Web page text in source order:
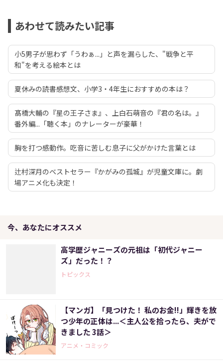
あわせて読みたい記事
小5男子が思わず「うわぁ...」と声を漏らした、"戦争と平
和"を考える絵本とは
夏休みの読書感想文、小学3・4年生におすすめの本は？
髙橋大輔の『星の王子さま』、上白石萌音の『君の名は。』
番外編...「聴く本」のナレーターが豪華！
胸を打つ感動作。吃音に苦しむ息子に父がかけた言葉とは
辻村深月のベストセラー『かがみの孤城』が児童文庫に。劇
場アニメ化も決定！
今、あなたにオススメ
高学歴ジャニーズの元祖は「初代ジャニー
ズ」だった！？
トピックス
【マンガ】「見つけた！ 私のお金!!」輝きを放
つ少年の正体は...＜主人公を拾ったら、夫がで
きました 3話＞
アニメ・コミック